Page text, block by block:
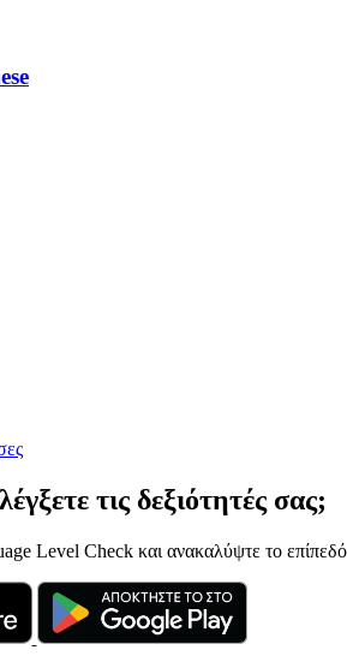
τις δεξιότητές σας;
Level Check και ανακαλύψτε το